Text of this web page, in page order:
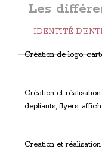
Les
IDENTITÉ
Création de logo,
Création et
dépliants, flyers,
Création et